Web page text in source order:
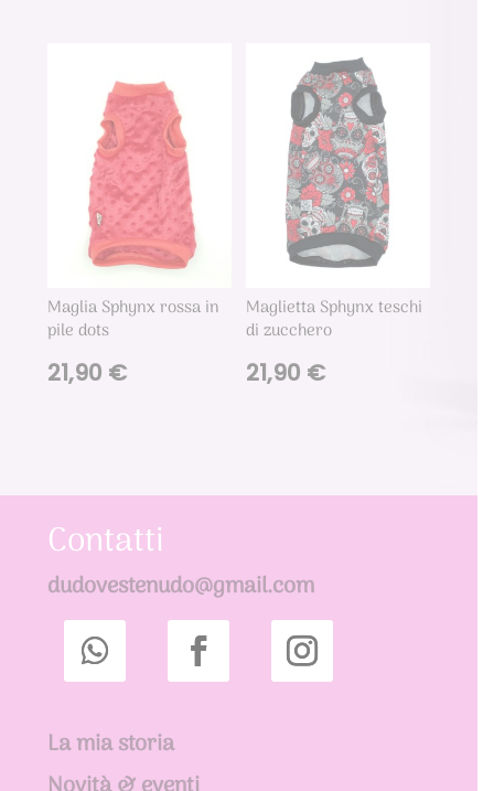
Maglia Sphynx rossa in
pile dots
21,90 €
Maglietta Sphynx teschi
di zucchero
21,90 €
Contatti
dudovestenudo@gmail.com
La mia storia